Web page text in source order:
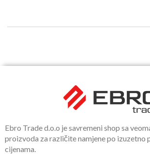
Ebro Trade d.o.o je savremeni shop sa
proizvoda za različite namjene po izuzetno
cijenama.